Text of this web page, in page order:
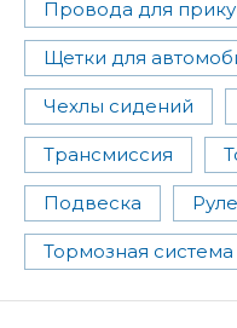
Провода для
Щетки для
Чехлы сидений
Трансмиссия
Подвеска
Тормозная система